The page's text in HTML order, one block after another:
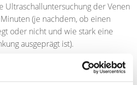
Ultraschalluntersuchung der Venen
(je nachdem, ob einen
oder nicht und wie stark eine
ausgeprägt ist).